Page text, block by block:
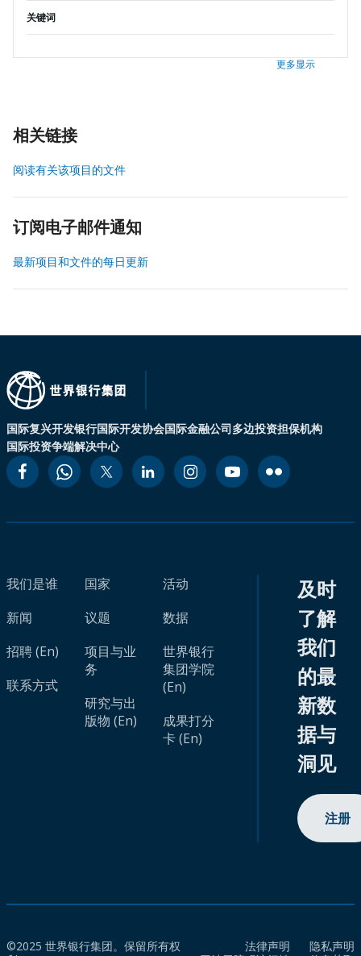
关键词
更多显示
相关链接
阅读有关该项目的文件
订阅电子邮件通知
最新项目和文件的每日更新
国际复兴开发银行国际开发协会国际金融公司多边投资担保机构
国际投资争端解决中心
我们是谁
新闻
招聘 (En)
联系方式
国家
议题
项目与业
务
研究与出
版物 (En)
活动
数据
世界银行
集团学院
(En)
成果打分
卡 (En)
及时
了解
我们
的最
新数
据与
洞见
注册
©2025 世界银行集团。保留所有权
法律声明
隐私声明